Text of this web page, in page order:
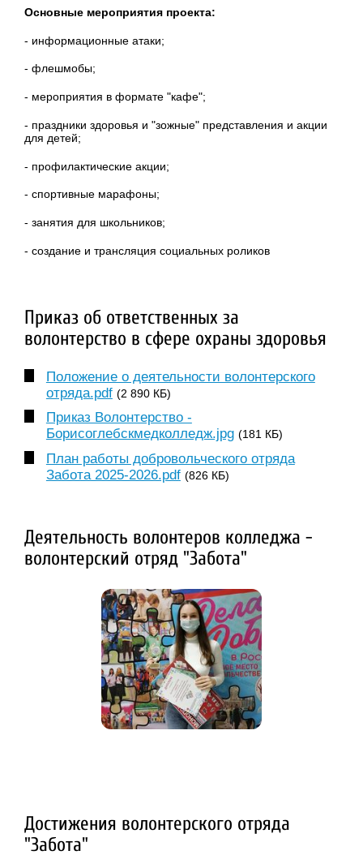
Основные мероприятия проекта:
- информационные атаки;
- флешмобы;
- мероприятия в формате "кафе";
- праздники здоровья и "зожные" представления и акции
для детей;
- профилактические акции;
- спортивные марафоны;
- занятия для школьников;
- создание и трансляция социальных роликов
Приказ об ответственных за
волонтерство в сфере охраны здоровья
Положение о деятельности волонтерского
отряда.pdf (2 890 КБ)
Приказ Волонтерство -
Борисоглебскмедколледж.jpg (181 КБ)
План работы добровольческого отряда
Забота 2025-2026.pdf (826 КБ)
Деятельность волонтеров колледжа -
волонтерский отряд "Забота"
Достижения волонтерского отряда
"Забота"